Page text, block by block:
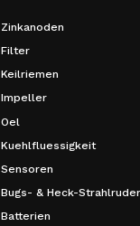
Zinkanoden
Filter
Keilriemen
Impeller
Oel
Kuehlfluessigkeit
Sensoren
Bugs- & Heck-Strahlruder
Batterien